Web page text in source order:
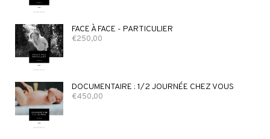
FACE À FACE - PARTICULIER
€250,00
DOCUMENTAIRE : 1/2 JOURNÉE CHEZ VOUS
€450,00